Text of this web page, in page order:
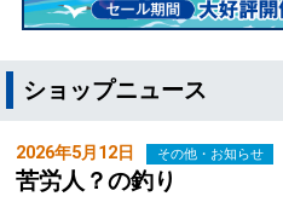
ショップニュース
2026年5月12日 その他・お知らせ
苦労人？の釣り